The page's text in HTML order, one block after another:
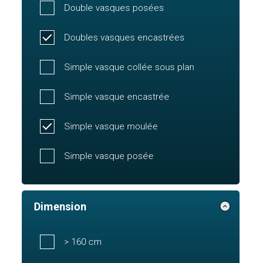
Double vasques posées
Doubles vasques encastrées
Simple vasque collée sous plan
Simple vasque encastrée
Simple vasque moulée
Simple vasque posée
Dimension
> 160 cm